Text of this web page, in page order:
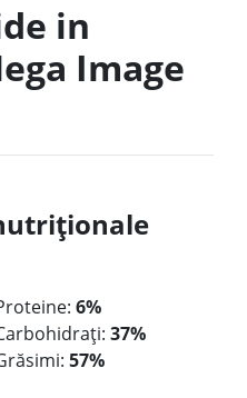
in
Image
6%
37%
57%